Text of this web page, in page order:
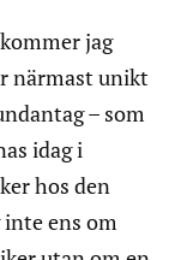
jag
närmast unikt
– som
idag i
hos den
inte ens om